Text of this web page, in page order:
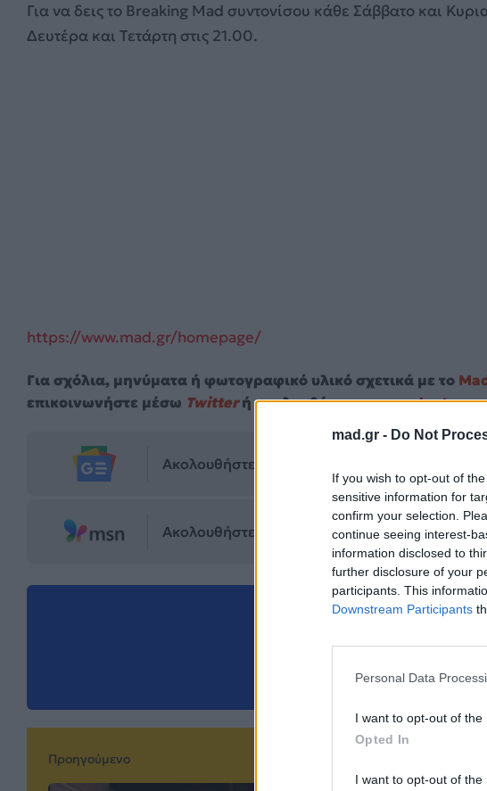
mad.gr - Do Not
If you wish to opt-out of
sensitive information for
confirm your selection.
continue seeing interest-
information disclosed to
further disclosure of your
participants. This
Downstream Participants
Personal Data
I want to opt-out of the
Opted In
I want to opt-out of the
Για να δεις το Breaking Mad συντονίσου κάθε Σάββατο και
Δευτέρα και Τετάρτη στις 21.00.
https://www.mad.gr/homepage/
Για σχόλια, μηνύματα ή φωτογραφικό υλικό σχετικά με το
επικοινωνήστε μέσω Twitterή ακολουθήστε μας στο
Ακολουθήστε το Mad.gr στο Google News
Ακολουθήστε το Mad.gr στο MSN
Προηγούμενο